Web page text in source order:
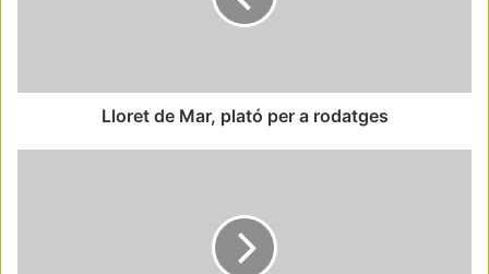
Lloret de Mar, plató per a rodatges